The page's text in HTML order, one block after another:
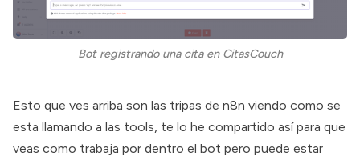
Bot registrando una cita en CitasCouch
Esto que ves arriba son las tripas de n8n viendo como se
esta llamando a las tools, te lo he compartido así para que
veas como trabaja por dentro el bot pero puede estar